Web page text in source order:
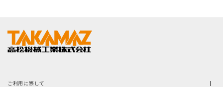
ご利用に際して